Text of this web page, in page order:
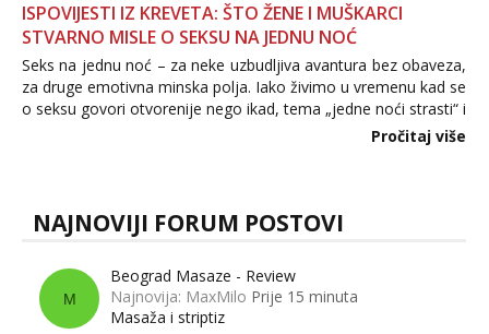
ISPOVIJESTI IZ KREVETA: ŠTO ŽENE I MUŠKARCI
STVARNO MISLE O SEKSU NA JEDNU NOĆ
Seks na jednu noć – za neke uzbudljiva avantura bez obaveza,
za druge emotivna minska polja. Iako živimo u vremenu kad se
o seksu govori otvorenije nego ikad, tema „jedne noći strasti“ i
dalje izaziva burne rasprave. Što zapravo misle žene, a što
Pročitaj više
NAJNOVIJI FORUM POSTOVI
M
Beograd Masaze - Review
Najnovija: MaxMilo Prije 15 minuta
Masaža i striptiz